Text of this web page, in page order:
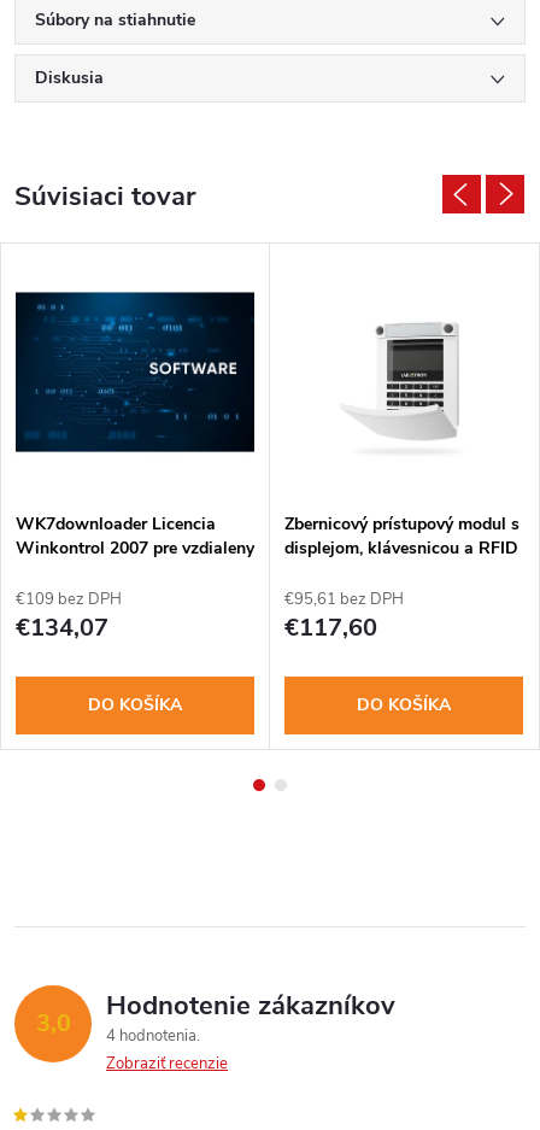
Súbory na stiahnutie
Diskusia
Súvisiaci tovar
WK7downloader Licencia
Winkontrol 2007 pre vzdialeny
€109 bez DPH
€134,07
DO KOŠÍKA
Zbernicový prístupový modul s
displejom, klávesnicou a RFID
€95,61 bez DPH
€117,60
DO KOŠÍKA
3,0 Hodnotenie zákazníkov
4 hodnotenia
Zobraziť recenzie